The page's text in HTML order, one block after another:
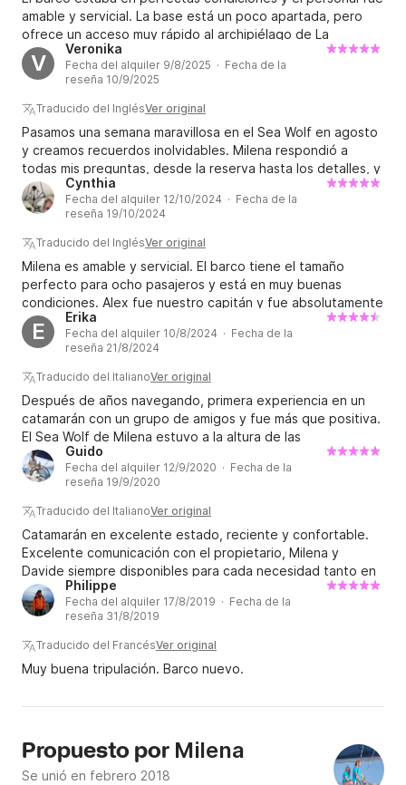
amable y servicial. La base está un poco apartada, pero
ofrece un acceso muy rápido al archipiélago de La
Maddalena.
V
Veronika
Fecha del alquiler 9/8/2025 · Fecha de la
reseña 10/9/2025
Traducido del InglésVer original
Pasamos una semana maravillosa en el Sea Wolf en agosto
y creamos recuerdos inolvidables. Milena respondió a
todas mis preguntas, desde la reserva hasta los detalles, y
fue de gran ayuda para mí, ya que era principiante en el
alquiler de barcos. Ella y su equipo nos recibieron en su
impecable barco e incluso nos informaron ese mismo día
que el barco estaría listo antes de lo previsto. Esto nos
permitió zarpar del puerto por la tarde. Durante la semana,
Milena y su equipo nos apoyaron a nosotros y a nuestro
patrón siempre que lo necesitábamos, y navegamos por el
norte de Cerdeña y el sur de Córcega, alojándonos en las
bahías más hermosas y aprovechando al máximo las velas.
Regresamos al puerto el viernes por la noche y
entregamos el barco el sábado por la mañana, como
habíamos acordado, lo cual fue otra experiencia positiva:
el barco llegó rápido y nos devolvieron el depósito en el
acto. ¡Gracias a ti, Milena, y a tu familia por unas
vacaciones tan especiales!
Cynthia
Fecha del alquiler 12/10/2024 · Fecha de la
reseña 19/10/2024
Traducido del InglésVer original
Milena es amable y servicial. El barco tiene el tamaño
perfecto para ocho pasajeros y está en muy buenas
condiciones. Alex fue nuestro capitán y fue absolutamente
maravilloso. También es un chef excelente y nos invitó a
una cena y postre deliciosos. ¡Recomiendo
encarecidamente alquilarlo con Melania!
E
Erika
Fecha del alquiler 10/8/2024 · Fecha de la
reseña 21/8/2024
Traducido del ItalianoVer original
Después de años navegando, primera experiencia en un
catamarán con un grupo de amigos y fue más que positiva.
El Sea Wolf de Milena estuvo a la altura de las
expectativas: camarotes grandes y cómodos, cada
camarote doble tenía su propio baño con ducha. La
potabilizadora y el bajo consumo de combustible nos
permitieron navegar sin tener que parar durante una
semana. Las tumbonas en el techo son una ventaja
importante. El último día llovió y el patrón organizó todo el
chubasquero... ¡el legendario Luca! Fue amable, profesional
y siempre estuvo dispuesto a llevarnos a tierra con la
embarcación para visitar playas, discotecas y restaurantes.
¡A partir de hoy, gracias a Sea Wolf, será difícil renunciar a
las comodidades de un catamarán!
Guido
Fecha del alquiler 12/9/2020 · Fecha de la
reseña 19/9/2020
Traducido del ItalianoVer original
Catamarán en excelente estado, reciente y confortable.
Excelente comunicación con el propietario, Milena y
Davide siempre disponibles para cada necesidad tanto en
logística/reserva como en navegación. Aconsejado.
Philippe
Fecha del alquiler 17/8/2019 · Fecha de la
reseña 31/8/2019
Traducido del FrancésVer original
Muy buena tripulación. Barco nuevo.
Propuesto por Milena
Se unió en febrero 2018